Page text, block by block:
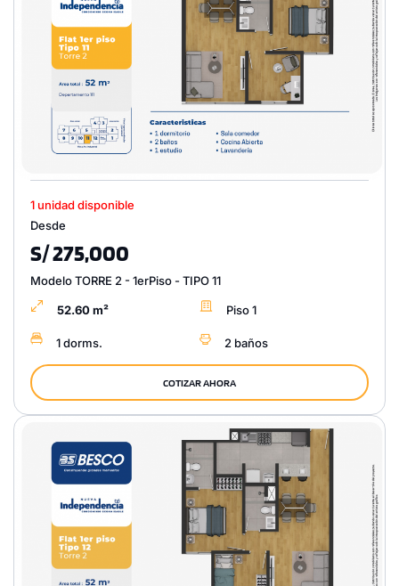
1 unidad disponible
Desde
S/ 275,000
Modelo TORRE 2 - 1erPiso - TIPO 11
52.60 m² Piso 1
1 dorms. 2 baños
COTIZAR AHORA